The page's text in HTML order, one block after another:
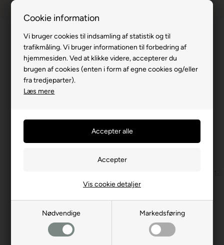
Cookie information
Vi bruger cookies til indsamling af statistik og til
trafikmåling. Vi bruger informationen til forbedring af
hjemmesiden. Ved at klikke videre, accepterer du
brugen af cookies (enten i form af egne cookies og/eller
fra tredjeparter).
Læs mere
Nødvendige Markedsføring
Vis cookie detaljer
Du er her:Lagner/Stræklagen/Andre størrelser
SALE
Køb mindst 2 varer for 499,00 DKK eller mere. |
Vilkår og betingelser gælder